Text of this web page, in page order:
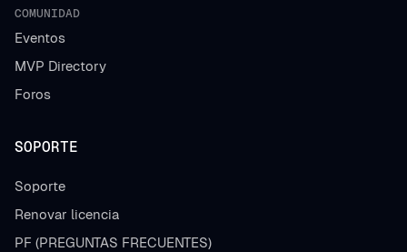
COMUNIDAD
Eventos
MVP Directory
Foros
SOPORTE
Soporte
Renovar licencia
PF (PREGUNTAS FRECUENTES)